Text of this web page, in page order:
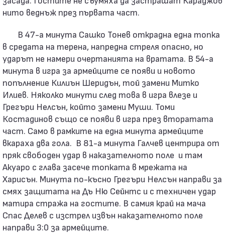
нито веднъж през първата част.
В 47-а минута Сашко Тонев открадна една топка
в средата на терена, напредна стреля опасно, но
ударът не намери очертанията на вратата. В 54-а
минута в игра за армейците се появи и новото
попълнение Килиън Шеридън, той замени Митко
Илиев. Няколко минути след това в игра влезе и
Грегъри Нелсън, който замени Муши. Томи
Костадинов също се появи в игра през вторатата
част. Само в рамките на една минута армейците
вкараха два гола. В 81-а минута Галчев центрира от
пряк свободен удар в наказателното поле и там
Акуаро с глава засече топката в мрежата на
Харисън. Минута по-късно Грегъри Нелсън направи за
смях защитата на Дъ Ню Сейнтс и с техничен удар
матира стража на гостите. В самия край на мача
Спас Делев с изстрел извън наказателното поле
направи 3:0 за армейците.